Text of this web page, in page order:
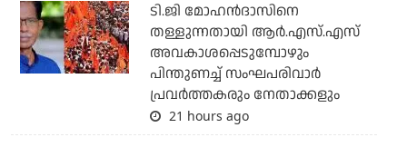
ടി.ജി മോഹന്‍ദാസിനെ
തള്ളുന്നതായി ആര്‍.എസ്.എസ്
അവകാശപ്പെടുമ്പോഴും
പിന്തുണച്ച് സംഘപരിവാര്‍
പ്രവര്‍ത്തകരും നേതാക്കളും
21 hours ago